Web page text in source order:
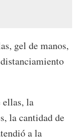
gel de manos,
ellas, la
la cantidad de
a la